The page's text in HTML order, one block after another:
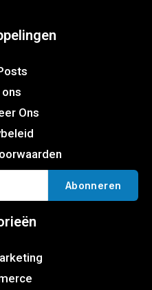
ons
Ons
Abonneren